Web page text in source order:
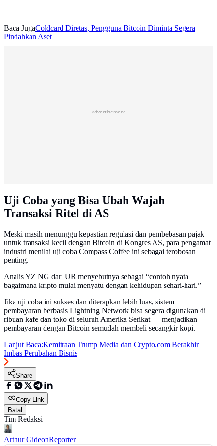
Baca JugaColdcard Diretas, Pengguna Bitcoin Diminta Segera
Pindahkan Aset
Advertisement
Uji Coba yang Bisa Ubah Wajah
Transaksi Ritel di AS
Meski masih menunggu kepastian regulasi dan pembebasan pajak
untuk transaksi kecil dengan Bitcoin di Kongres AS, para pengamat
industri menilai uji coba Compass Coffee ini sebagai terobosan
penting.
Analis YZ NG dari UR menyebutnya sebagai “contoh nyata
bagaimana kripto mulai menyatu dengan kehidupan sehari-hari.”
Jika uji coba ini sukses dan diterapkan lebih luas, sistem
pembayaran berbasis Lightning Network bisa segera digunakan di
ribuan kafe dan toko di seluruh Amerika Serikat — menjadikan
pembayaran dengan Bitcoin semudah membeli secangkir kopi.
Lanjut Baca:Kemitraan Trump Media dan Crypto.com Berakhir
Imbas Perubahan Bisnis
Share
Copy Link
Batal
Tim Redaksi
Arthur GideonReporter